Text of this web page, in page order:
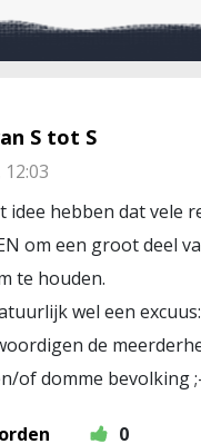
S tot S
idee hebben dat vele
om een groot deel
te houden.
wel een excuus:
de
of domme bevolking
0